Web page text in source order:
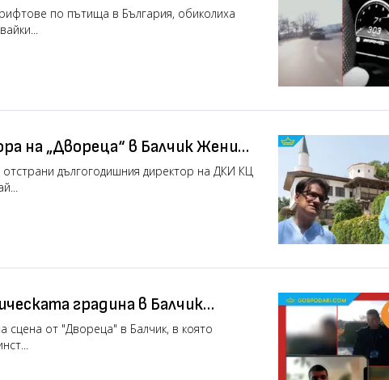
маневри по пътищата
по пътища в България, обиколиха
на „Двореца“ в Балчик Жени
отстрани дългогодишния директор на ДКИ КЦ
градина в Балчик
за агресията на охранителите
сцена от "Двореца" в Балчик, в която